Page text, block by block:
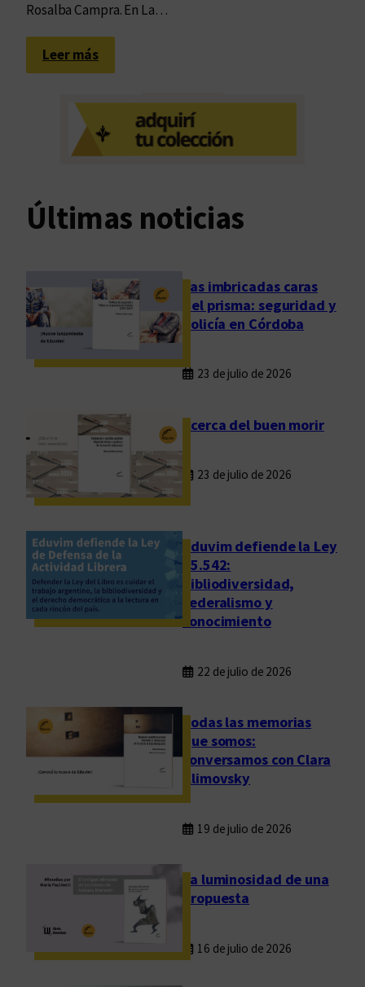
Rosalba Campra. En La…
Leer más:
H
i
a
a
e
v
a
o
g
f
a
d
e
l
o
p
s
Últimas noticias
Las imbricadas caras
del prisma: seguridad y
policía en Córdoba
23 de julio de 2026
Acerca del buen morir
23 de julio de 2026
Eduvim defiende la Ley
25.542:
bibliodiversidad,
federalismo y
conocimiento
22 de julio de 2026
Todas las memorias
que somos:
conversamos con Clara
Klimovsky
19 de julio de 2026
La luminosidad de una
propuesta
16 de julio de 2026